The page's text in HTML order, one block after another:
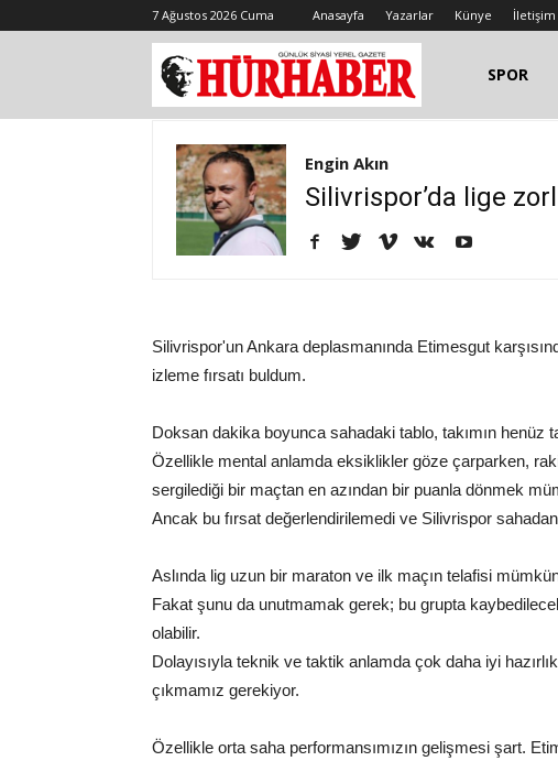
7 Ağustos 2026 Cuma Anasayfa Yazarlar Künye İletişim
SPOR
Engin Akın
Silivrispor’da lige
Silivrispor'un Ankara deplasmanında Etimesgut
izleme fırsatı buldum.
Doksan dakika boyunca sahadaki tablo, takımın henüz
Özellikle mental anlamda eksiklikler göze çarparken,
sergilediği bir maçtan en azından bir puanla dönmek
Ancak bu fırsat değerlendirilemedi ve Silivrispor sahadan
Aslında lig uzun bir maraton ve ilk maçın telafisi
Fakat şunu da unutmamak gerek; bu grupta
olabilir.
Dolayısıyla teknik ve taktik anlamda çok daha iyi
çıkmamız gerekiyor.
Özellikle orta saha performansımızın gelişmesi şart.